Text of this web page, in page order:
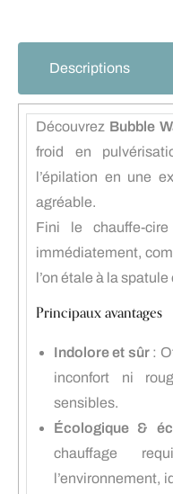
Descriptions
Découvrez Bubble
froid en
l’épilation en une
agréable.
Fini le chauffe-
immédiatement,
l’on étale à la
Principaux avantages
Indolore et sûr:
inconfort ni
sensibles.
Écologique &
chauffage
l’environnement,